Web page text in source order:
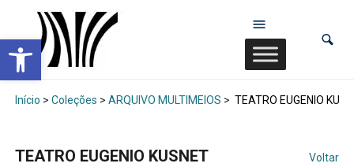
Abrir a barra de ferramentas
Início > Coleções > ARQUIVO MULTIMEIOS > TEATRO EUGENIO
TEATRO EUGENIO KUSNET Voltar